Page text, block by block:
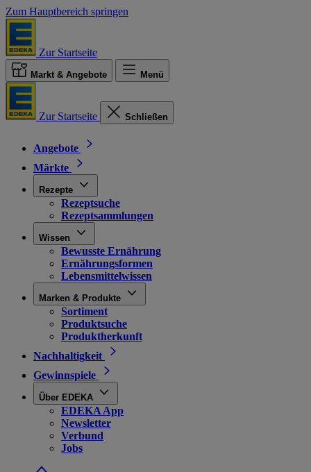
Zum Hauptbereich springen
Zur Startseite
Markt & Angebote Menü
Zur Startseite Schließen
Angebote
Märkte
Rezepte
Rezeptsuche
Rezeptsammlungen
Wissen
Bewusste Ernährung
Ernährungsformen
Lebensmittelwissen
Marken & Produkte
Sortiment
Produktsuche
Produktherkunft
Nachhaltigkeit
Gewinnspiele
Über EDEKA
EDEKA App
Newsletter
Verbund
Jobs